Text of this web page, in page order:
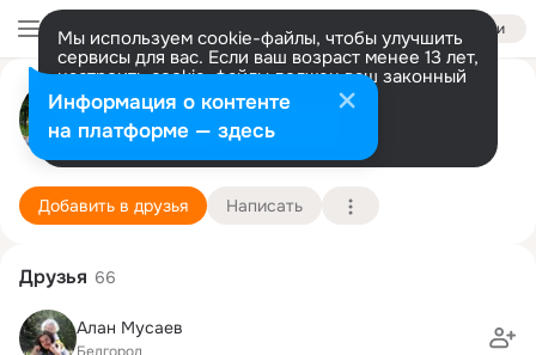
Войти
Мы используем cookie-файлы, чтобы улучшить
сервисы для вас. Если ваш возраст менее 13 лет,
настроить cookie-файлы должен ваш законный
представитель. Больше информации
Разрешить все Настроить
Дмитрий Малахов
Белгород 3 февраля (53 года)
Подробнее
Добавить в друзья Написать
Друзья 66
Алан Мусаев
Белгород
Информация о контенте
на платформе — здесь